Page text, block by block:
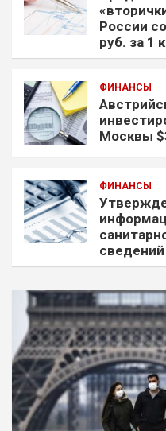
России
руб. за 1
ФИНАНСЫ
Москвы
ФИНАНСЫ
сведений